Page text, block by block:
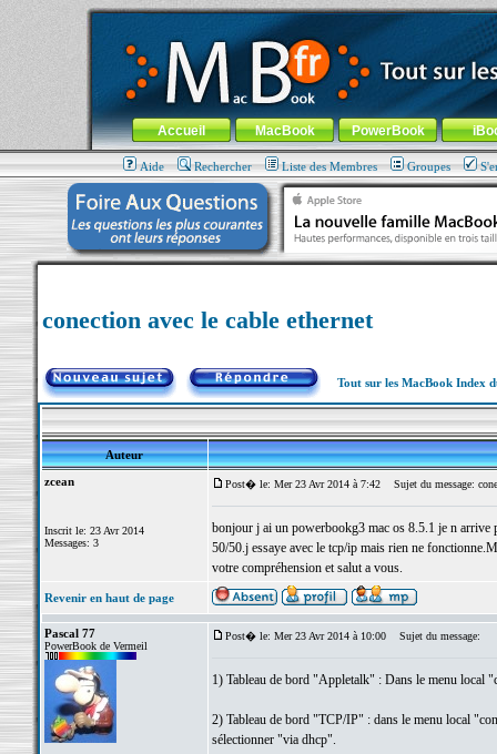
MacBook-fr.com : 100% Apple... 100% nomade !
Aller au contenu-Aller au menu général-Aller au menu de
Menu général
Accueil MacBook PowerBook
Aide Rechercher Liste des Membres Groupes
conection avec le cable ethernet
Tout sur les MacBook Index
Auteur
zcean
Inscrit le: 23 Avr 2014
Messages: 3
Post� le: Mer 23 Avr 2014 à 7:42 Sujet du message:
bonjour j ai un powerbookg3 mac os 8.5.1 je n arrive
50/50.j essaye avec le tcp/ip mais rien ne
votre compréhension et salut a vous.
Revenir en haut de page
Pascal 77
PowerBook de Vermeil
Post� le: Mer 23 Avr 2014 à 10:00 Sujet du message:
1) Tableau de bord "Appletalk" : Dans le menu local
2) Tableau de bord "TCP/IP" : dans le menu local
sélectionner "via dhcp".